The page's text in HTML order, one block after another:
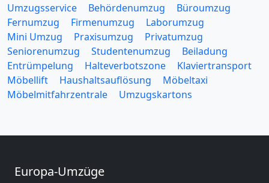
Umzugsservice Behördenumzug
Büroumzug
Fernumzug
Firmenumzug
Laborumzug
Mini Umzug
Praxisumzug
Privatumzug
Seniorenumzug
Studentenumzug
Beiladung
Entrümpelung
Halteverbotszone
Klaviertransport
Möbellift
Haushaltsauflösung
Möbeltaxi
Möbelmitfahrzentrale
Umzugskartons
Europa-Umzüge